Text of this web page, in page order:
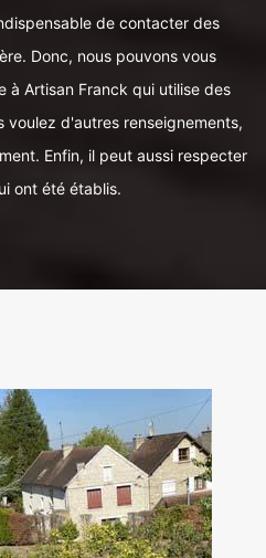
de contacter des
Donc, nous pouvons vous
à Artisan Franck qui utilise des
voulez d'autres renseignements,
Enfin, il peut aussi respecter
ont été établis.